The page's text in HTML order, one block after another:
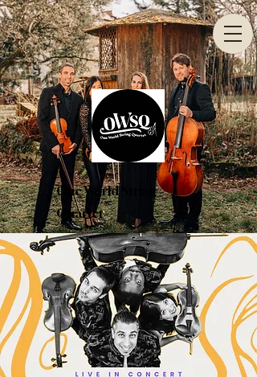
One World String
Quartet